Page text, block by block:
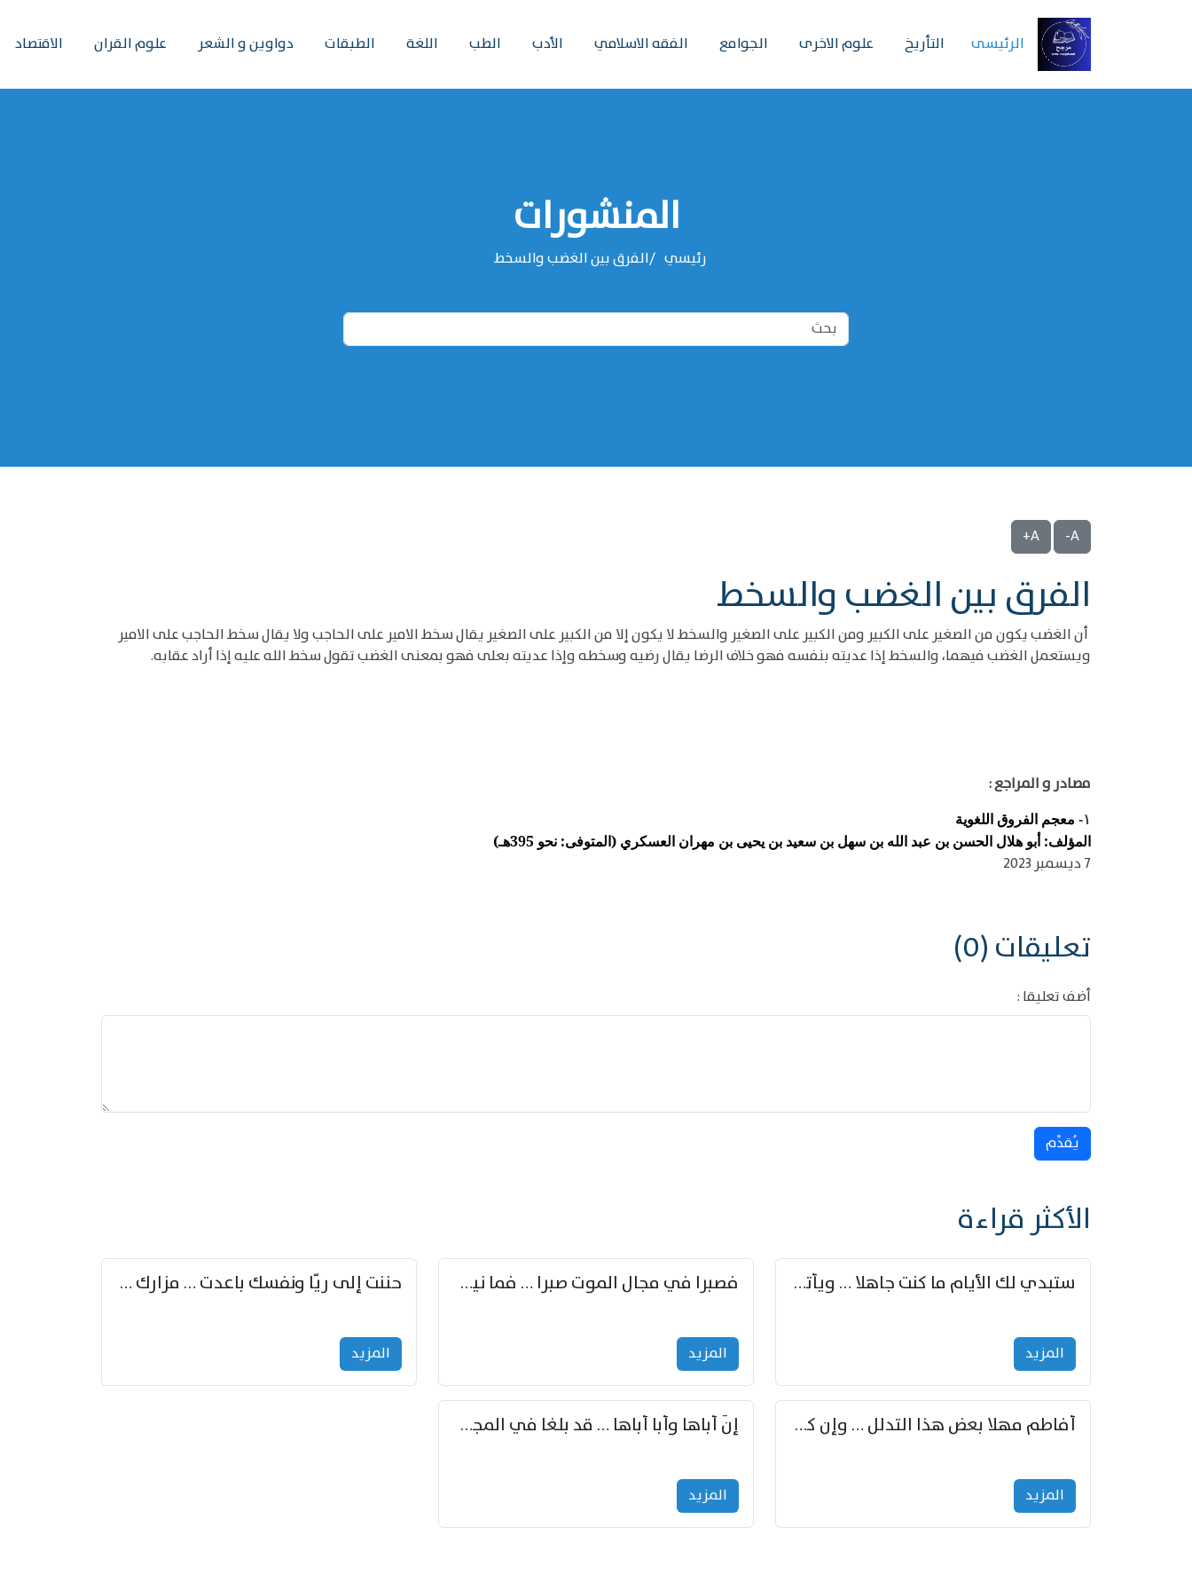
الرئیسی التأريخ علوم الاخرى الجوامع الفقه الاسلامي الأدب الطب اللغة الطبقات دواوين و الشعر علوم القران الاقتصاد
المنشورات
رئيسي الفرق بين الغضب والسخط
A-
A+
الفرق بين الغضب والسخط
أن الغضب يكون من الصغير على الكبير ومن الكبير على الصغير والسخط لا يكون إلا من الكبير على الصغير يقال سخط الامير على الحاجب ولا يقال سخط الحاجب على الامير
ويستعمل الغضب فيهما، والسخط إذا عديته بنفسه فهو خلاف الرضا يقال رضيه وسخطه وإذا عديته بعلى فهو بمعنى الغضب تقول سخط الله عليه إذا أراد عقابه.
مصادر و المراجع :
١-
معجم الفروق اللغوية
المؤلف: أبو هلال الحسن بن عبد الله بن سهل بن سعيد بن يحيى بن مهران العسكري (المتوفى: نحو 395هـ)
7 ديسمبر 2023
تعليقات (0)
أضف تعليقا :
يُقدِّم
الأكثر قراءة
ستبدي لك الأيام ما كنت جاهلا … ويأتيك بالأخبار من لم تزوّد
المزید
فصبرا في مجال الموت صبرا … فما نيل الخلود بمستطاع
المزید
حننت إلى ريّا ونفسك باعدت … مزارك من ريّا وشعباكما معا
المزید
أفاطم مهلا بعض هذا التدلل … وإن كنت قد أزمعت صرمي فأجملي
المزید
إنّ أباها وأبا أباها … قد بلغا في المجد غايتاها
المزید